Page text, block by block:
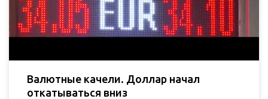
Валютные качели. Доллар начал
откатываться вниз